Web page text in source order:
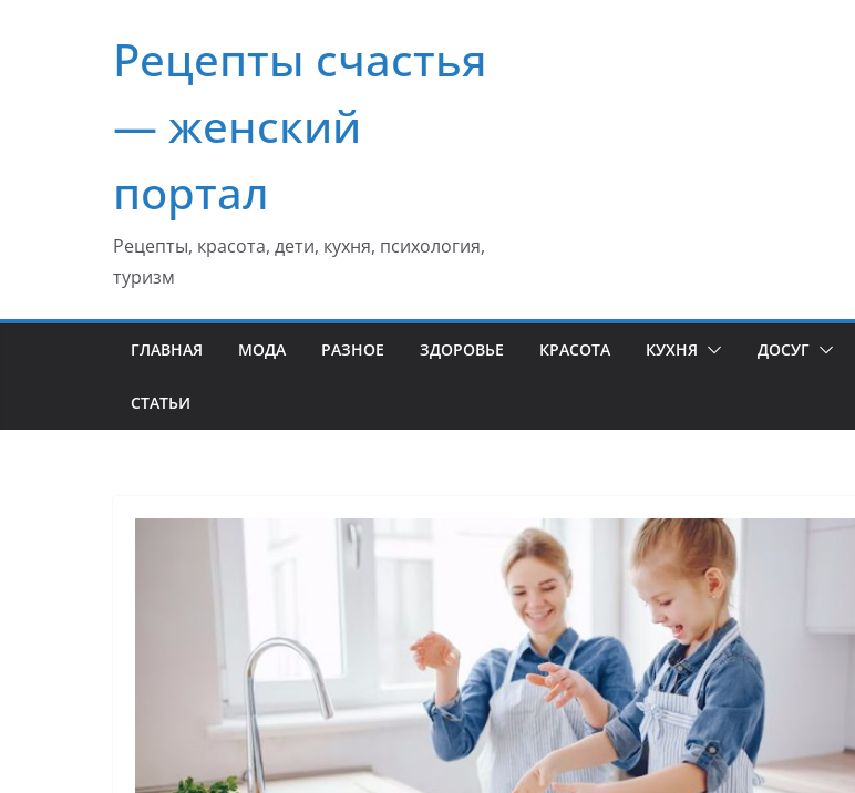
содержимомуРецепты счастья
— женский
портал
Рецепты, красота, дети, кухня, психология,
туризм
ГЛАВНАЯ МОДА РАЗНОЕ ЗДОРОВЬЕ КРАСОТА КУХНЯ ДОСУГ
СТАТЬИ